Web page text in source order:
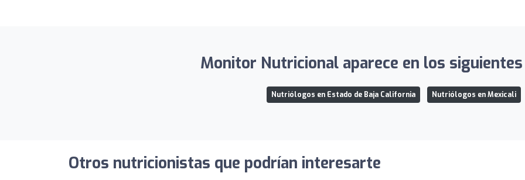
Monitor Nutricional aparece en los
Nutriólogos en Estado de Baja California Nutriólogos en Mexicali
Otros nutricionistas que podrían interesarte